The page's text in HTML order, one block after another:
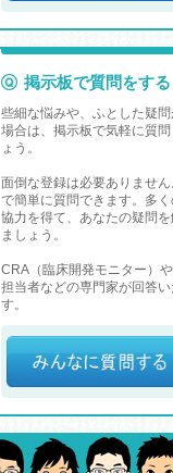
掲示板で質問をする
些細な悩みや、ふとした疑問
場合は、掲示板で気軽に質問
ょう。
面倒な登録は必要ありません
で簡単に質問できます。多
協力を得て、あなたの疑問を
ましょう。
CRA（臨床開発モニター）
担当者などの専門家が回答い
す。